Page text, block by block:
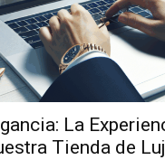
La
Tienda de